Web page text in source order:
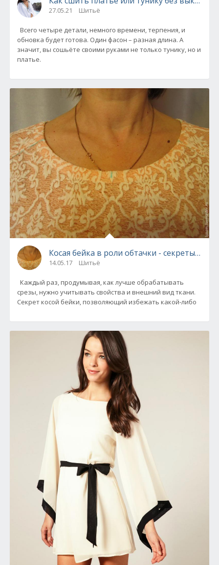
27.05.21 Шитьё
Всего четыре детали, немного времени, терпения, и
обновка будет готова. Один фасон – разная длина. А
значит, вы сошьёте своими руками не только тунику, но и
платье.
Косая бейка в роли обтачки - секреты от
14.05.17 Шитьё
Каждый раз, продумывая, как лучше обрабатывать
срезы, нужно учитывать свойства и внешний вид ткани.
Секрет косой бейки, позволяющий избежать какой-либо